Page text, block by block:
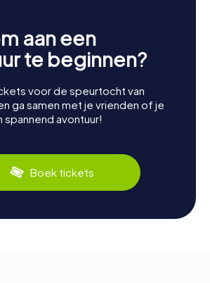
aan een
te beginnen?
voor de speurtocht van
ga samen met je vrienden of je
spannend avontuur!
Boek tickets